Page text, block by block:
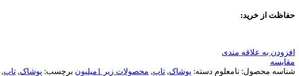
حفاظت از خرید:
افزودن به علاقه مندی
مقایسه
شناسه محصول: نامعلوم دسته: پوشاک, تاپ, محصولات زیر 1میلیون برچسب: پوشاک, تاپ,